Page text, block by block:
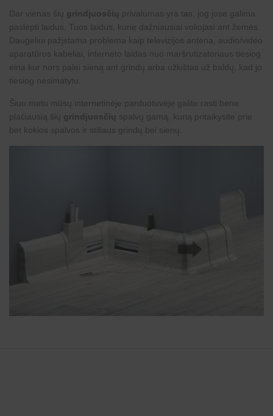
Dar vienas šių grindjuosčių privalumas yra tas, jog jose galima
paslėpti laidus. Tuos laidus, kurie dažniausiai voliojasi ant žemės.
Daugeliui pažįstama problema kaip televizijos antena, audio/video
aparatūros kabeliai, interneto laidas nuo maršrutizatoriaus tiesiog
eina kur nors palei sieną ant grindų arba užkištas už baldų, kad jo
tiesiog nesimatytu.
Šiuo metu mūsų internetinėje parduotuvėje galite rasti bene
plačiausią šių grindjuosčių spalvų gamą, kurią pritaikysite prie
bet kokios spalvos ir stiliaus grindų bei sienų.